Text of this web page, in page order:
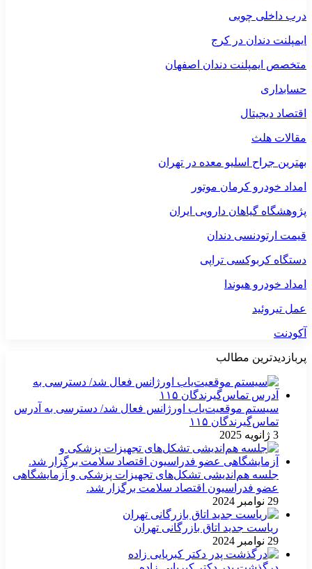
درب داخلی چوبی
ایمپلنت دندان در کرج
متخصص ایمپلنت دندان اصفهان
حسابداری
اقتصاد دیجیتال
مقالات هلث
بهترین جراح اسلیو معده در تهران
امداد خودرو کرمان موتور
پژوهشگاه گیاهان دارویی ایران
قیمت ارتودنسی دندان
دستگاه کربوکسی تراپی
امداد خودرو هیوندا
عمل تیروئید
آکودنت
پربازدیدترین مطالب
سیستم موقعیت‌یاب اورژانس فعال شد/ دسترسی به آدرس
تماس‌گیرندگان ۱۱۵
3 ژانویه 2025
جلسه هم‌اندیشی تشکل‌های تجهیزات پزشکی و آزمایشگاهی
عضو فدراسیون اقتصاد سلامت برگزار شد.
29 نوامبر 2024
ریاست جدید اتاق بازرگانی تهران
29 نوامبر 2024